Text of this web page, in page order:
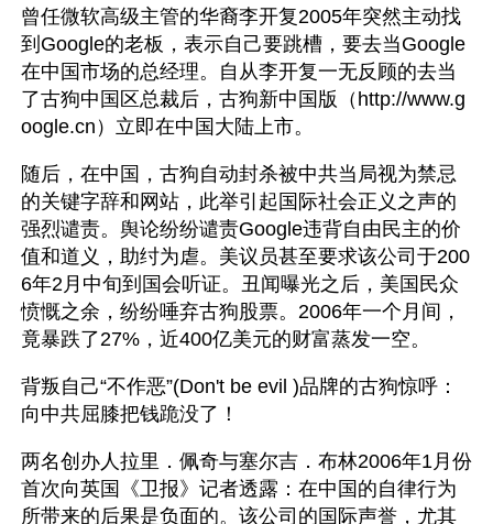
曾任微软高级主管的华裔李开复2005年突然主动找
到Google的老板，表示自己要跳槽，要去当Google
在中国市场的总经理。自从李开复一无反顾的去当
了古狗中国区总裁后，古狗新中国版（http://www.g
oogle.cn）立即在中国大陆上市。
随后，在中国，古狗自动封杀被中共当局视为禁忌
的关键字辞和网站，此举引起国际社会正义之声的
强烈谴责。舆论纷纷谴责Google违背自由民主的价
值和道义，助纣为虐。美议员甚至要求该公司于200
6年2月中旬到国会听证。丑闻曝光之后，美国民众
愤慨之余，纷纷唾弃古狗股票。2006年一个月间，
竟暴跌了27%，近400亿美元的财富蒸发一空。
背叛自己“不作恶”(Don't be evil )品牌的古狗惊呼：
向中共屈膝把钱跪没了！
两名创办人拉里．佩奇与塞尔吉．布林2006年1月份
首次向英国《卫报》记者透露：在中国的自律行为
所带来的后果是负面的。该公司的国际声誉，尤其